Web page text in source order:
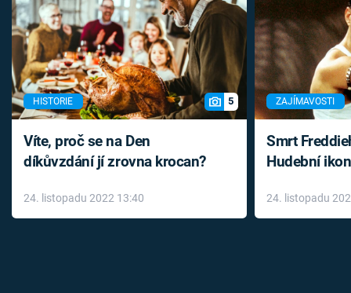
HISTORIE 5
Víte, proč se na Den
díkůvzdání jí zrovna krocan?
24. listopadu 2022 13:40
ZAJÍMAVOSTI
Smrt
Hudební
léky
24. listopadu